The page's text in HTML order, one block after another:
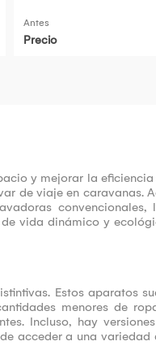
Antes
Precio
y mejorar la eficiencia
de viaje en caravanas.
convencionales,
vida dinámico y
Estos aparatos
menores de
Incluso, hay
acceder a una